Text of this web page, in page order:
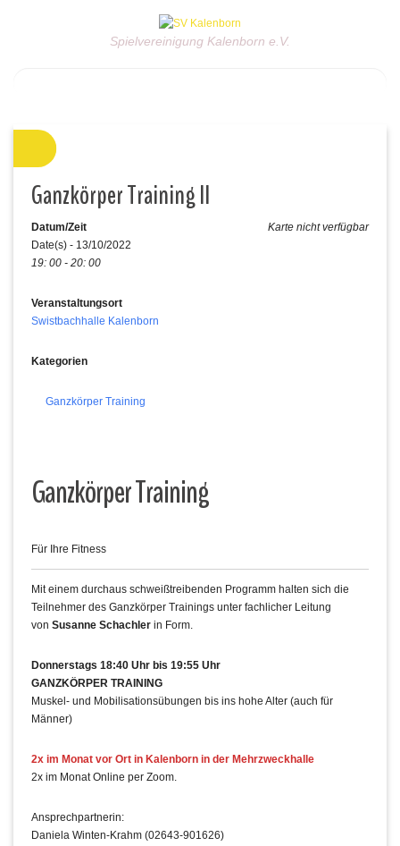
Spielvereinigung Kalenborn e.V.
Ganzkörper Training II
Karte nicht verfügbar
Datum/Zeit
Date(s) - 13/10/2022
19: 00 - 20: 00
Veranstaltungsort
Swistbachhalle Kalenborn
Kategorien
Ganzkörper Training
Ganzkörper Training
Für Ihre Fitness
Mit einem durchaus schweißtreibenden Programm halten sich die
Teilnehmer des Ganzkörper Trainings unter fachlicher Leitung
von Susanne Schachler in Form.
Donnerstags 18:40 Uhr bis 19:55 Uhr
GANZKÖRPER TRAINING
Muskel- und Mobilisationsübungen bis ins hohe Alter (auch für
Männer)
2x im Monat vor Ort in Kalenborn in der Mehrzweckhalle
2x im Monat Online per Zoom.
Ansprechpartnerin:
Daniela Winten-Krahm (02643-901626)